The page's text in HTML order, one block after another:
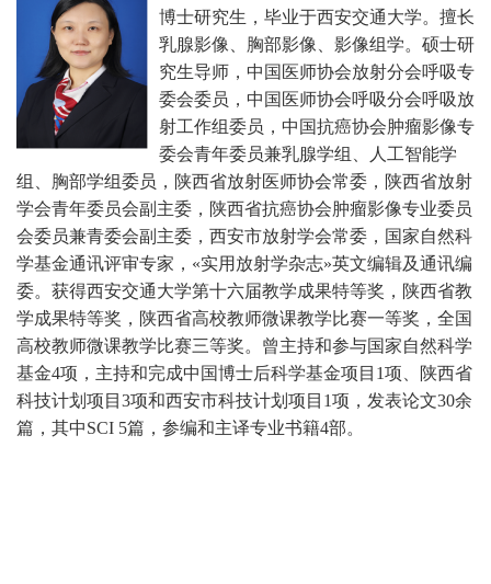
博士研究生，毕业于西安交通大学。擅长
乳腺影像、胸部影像、影像组学。硕士研
究生导师，中国医师协会放射分会呼吸专
委会委员，中国医师协会呼吸分会呼吸放
射工作组委员，中国抗癌协会肿瘤影像专
委会青年委员兼乳腺学组、人工智能学
组、胸部学组委员，陕西省放射医师协会常委，陕西省放射
学会青年委员会副主委，陕西省抗癌协会肿瘤影像专业委员
会委员兼青委会副主委，西安市放射学会常委，国家自然科
学基金通讯评审专家，«实用放射学杂志»英文编辑及通讯编
委。获得西安交通大学第十六届教学成果特等奖，陕西省教
学成果特等奖，陕西省高校教师微课教学比赛一等奖，全国
高校教师微课教学比赛三等奖。曾主持和参与国家自然科学
基金4项，主持和完成中国博士后科学基金项目1项、陕西省
科技计划项目3项和西安市科技计划项目1项，发表论文30余
篇，其中SCI 5篇，参编和主译专业书籍4部。